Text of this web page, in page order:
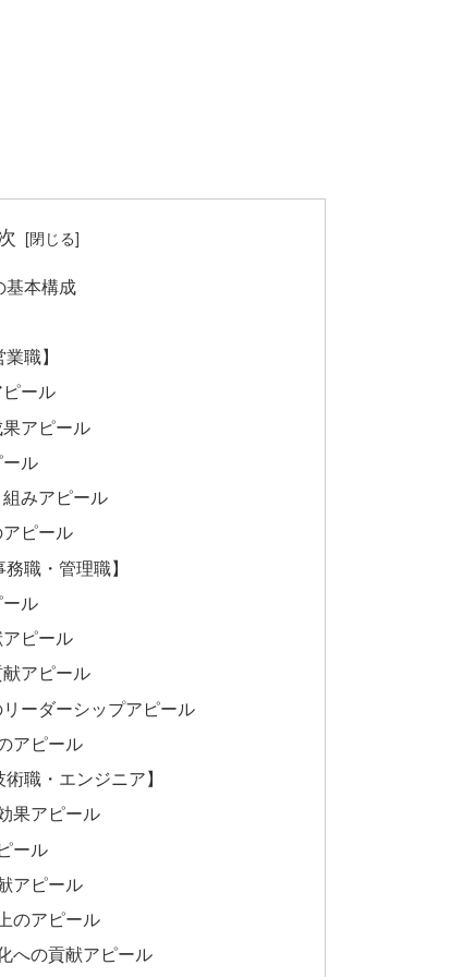
基本構成
職】
ール
アピール
ル
みアピール
ピール
職・管理職】
ル
ピール
アピール
ーダーシップアピール
アピール
職・エンジニア】
果アピール
ール
アピール
のアピール
への貢献アピール